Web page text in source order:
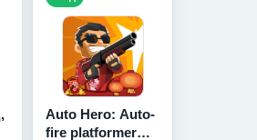
Auto Hero: Auto-
fire platformer